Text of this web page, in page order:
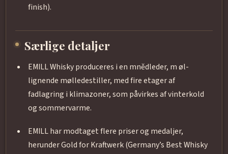
finish).
Særlige detaljer
EMILL Whisky produceres i en mnědleder, m øl-
lignende mølledestiller, med fire etager af
fadlagring i klimazoner, som påvirkes af vinterkold
og sommervarme.
EMILL har modtaget flere priser og medaljer,
herunder Gold for Kraftwerk (Germany’s Best Whisky